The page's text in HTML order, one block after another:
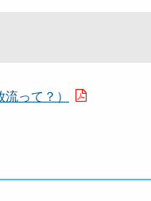
って？）